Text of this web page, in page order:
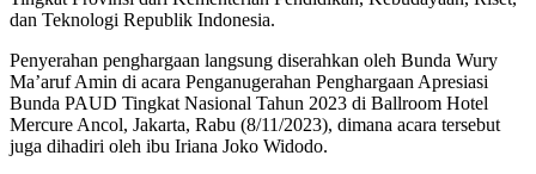
dan Teknologi Republik Indonesia.
Penyerahan penghargaan langsung diserahkan oleh Bunda Wury
Ma’aruf Amin di acara Penganugerahan Penghargaan Apresiasi
Bunda PAUD Tingkat Nasional Tahun 2023 di Ballroom Hotel
Mercure Ancol, Jakarta, Rabu (8/11/2023), dimana acara tersebut
juga dihadiri oleh ibu Iriana Joko Widodo.